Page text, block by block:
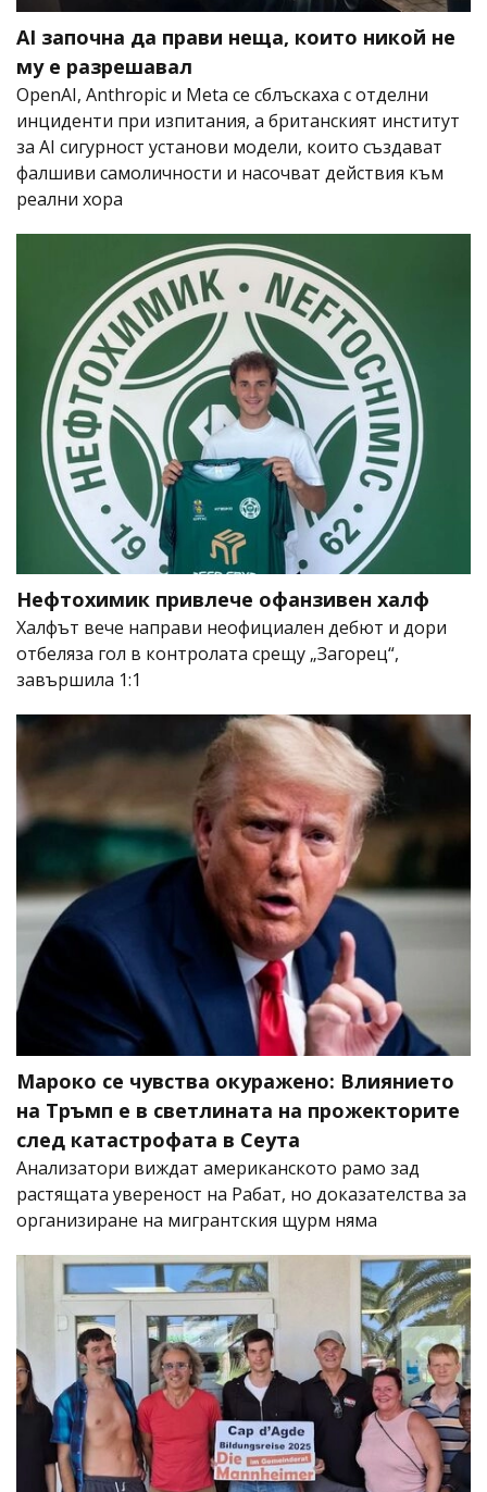
AI започна да прави неща, които никой не
му е разрешавал
OpenAI, Anthropic и Meta се сблъскаха с отделни
инциденти при изпитания, а британският институт
за AI сигурност установи модели, които създават
фалшиви самоличности и насочват действия към
реални хора
Нефтохимик привлече офанзивен халф
Халфът вече направи неофициален дебют и дори
отбеляза гол в контролата срещу „Загорец“,
завършила 1:1
Мароко се чувства окуражено: Влиянието
на Тръмп е в светлината на прожекторите
след катастрофата в Сеута
Анализатори виждат американското рамо зад
растящата увереност на Рабат, но доказателства за
организиране на мигрантския щурм няма